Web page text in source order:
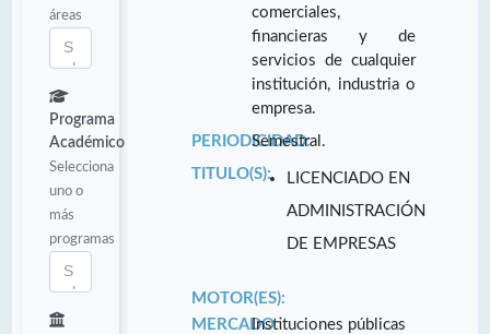
áreas
Programa
Académico
Selecciona
uno o
más
programas
comerciales,
financieras y de
servicios de cualquier
institución, industria o
empresa.
PERIODICIDAD:
Semestral.
TITULO(S):
LICENCIADO EN
ADMINISTRACIÓN
DE EMPRESAS
MOTOR(ES):
MERCADOInstituciones públicas